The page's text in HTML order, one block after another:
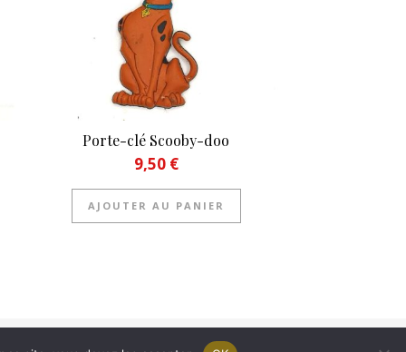
Porte-clé Scooby-doo
9,50 €
AJOUTER AU PANIER